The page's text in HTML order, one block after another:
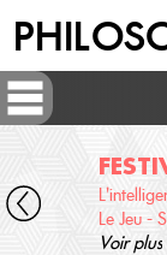
Le Jeu -
Voir plus